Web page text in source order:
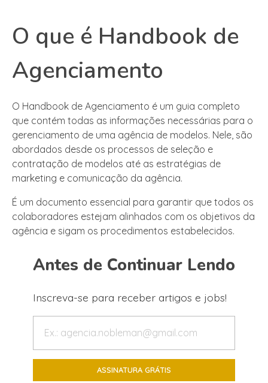
O que é Handbook de
Agenciamento
O Handbook de Agenciamento é um guia completo
que contém todas as informações necessárias para o
gerenciamento de uma agência de modelos. Nele, são
abordados desde os processos de seleção e
contratação de modelos até as estratégias de
marketing e comunicação da agência.
É um documento essencial para garantir que todos os
colaboradores estejam alinhados com os objetivos da
agência e sigam os procedimentos estabelecidos.
Antes de Continuar Lendo
Inscreva-se para receber artigos e jobs!